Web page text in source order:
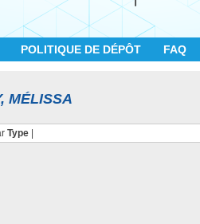
POLITIQUE DE DÉPÔT FAQ
MÉLISSA
Type|